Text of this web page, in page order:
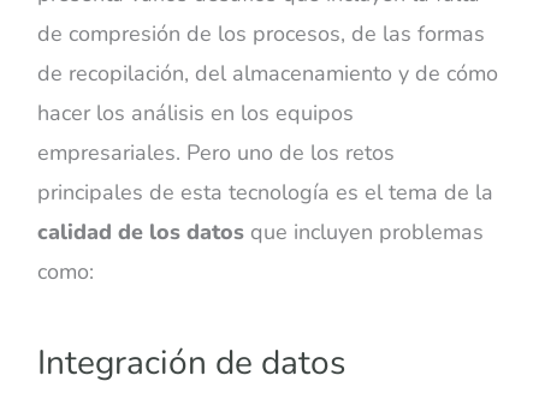
de compresión de los procesos, de las formas
de recopilación, del almacenamiento y de cómo
hacer los análisis en los equipos
empresariales. Pero uno de los retos
principales de esta tecnología es el tema de la
calidad de los datos que incluyen problemas
como:
Integración de datos